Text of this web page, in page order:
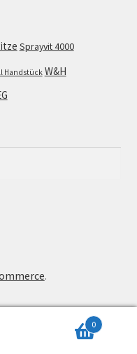
Sprayvit 4000
Handstück W&H
.
0